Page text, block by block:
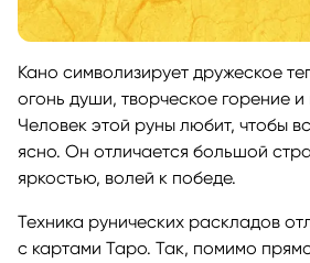
Кано символизирует дружеское
огонь души, творческое горение и
Человек этой руны любит, чтобы
ясно. Он отличается большой
яркостью, волей к победе.
Техника рунических раскладов
с картами Таро. Так, помимо